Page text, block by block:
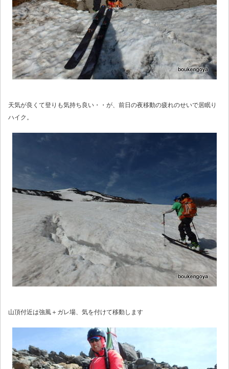
天気が良くて登りも気持ち良い・・が、前日の夜移動の疲れのせいで居眠り
ハイク。
山頂付近は強風＋ガレ場、気を付けて移動します